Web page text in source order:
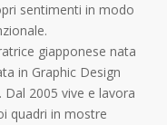
sentimenti in modo
giapponese nata
in Graphic Design
2005 vive e lavora
quadri in mostre